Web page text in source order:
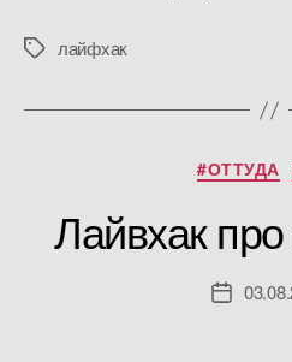
Меткилайфхак
#ОТТУДА
Лайвхак
Дата